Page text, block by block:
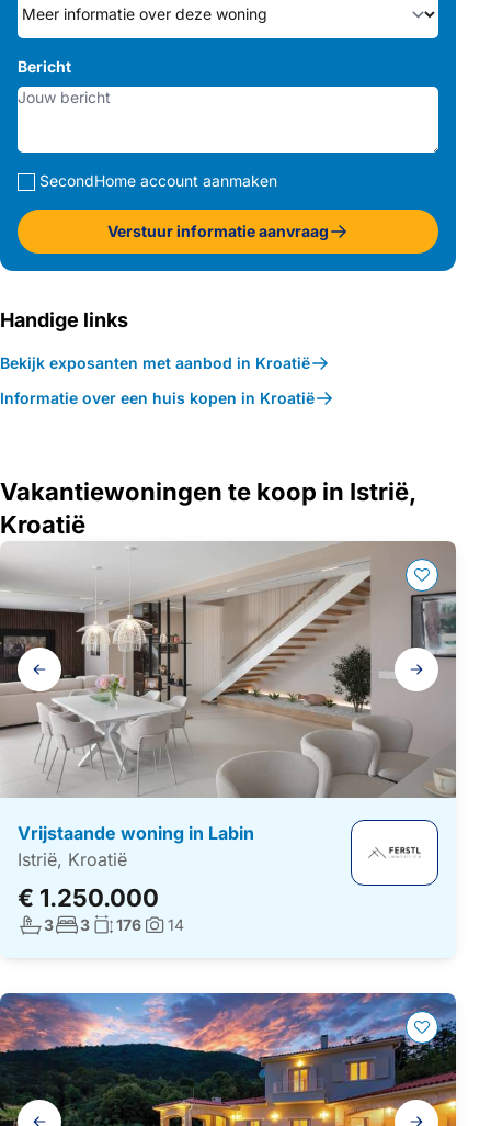
Bericht
SecondHome account aanmaken
Verstuur informatie aanvraag
Handige links
Bekijk exposanten met aanbod in Kroatië
Informatie over een huis kopen in Kroatië
Vakantiewoningen te koop in Istrië,
Kroatië
Galerij
navigatie
Vrijstaande woning in Labin
Istrië, Kroatië
€ 1.250.000
Aantal badkamers:
3Aantal slaapkamers:
3Woonoppervlakte:
176Foto's:
14
Galerij